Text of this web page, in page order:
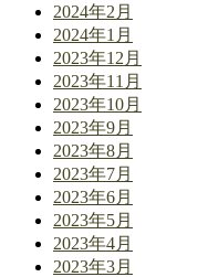
2024年2月
2024年1月
2023年12月
2023年11月
2023年10月
2023年9月
2023年8月
2023年7月
2023年6月
2023年5月
2023年4月
2023年3月